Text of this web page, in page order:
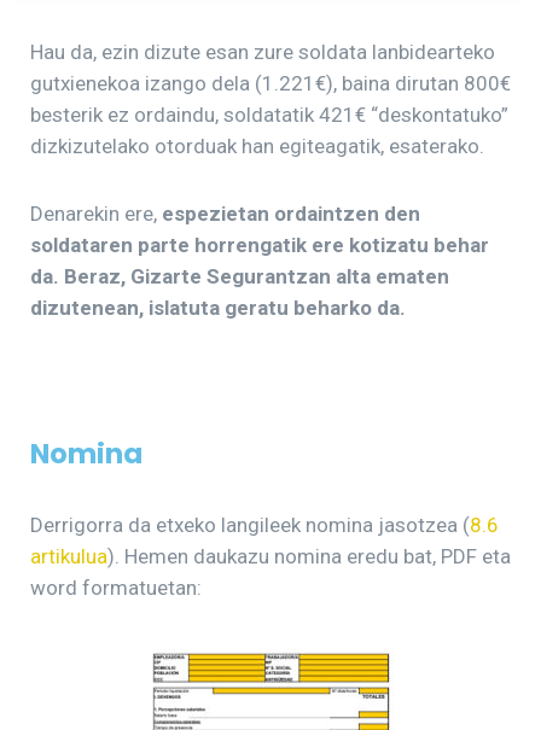
Hau da, ezin dizute esan zure soldata lanbidearteko
gutxienekoa izango dela (1.221€), baina dirutan 800€
besterik ez ordaindu, soldatatik 421€ “deskontatuko”
dizkizutelako otorduak han egiteagatik, esaterako.
Denarekin ere, espezietan ordaintzen den
soldataren parte horrengatik ere kotizatu behar
da. Beraz, Gizarte Segurantzan alta ematen
dizutenean, islatuta geratu beharko da.
Nomina
Derrigorra da etxeko langileek nomina jasotzea (8.6
artikulua). Hemen daukazu nomina eredu bat, PDF eta
word formatuetan: